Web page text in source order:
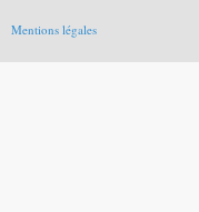
Mentions légales